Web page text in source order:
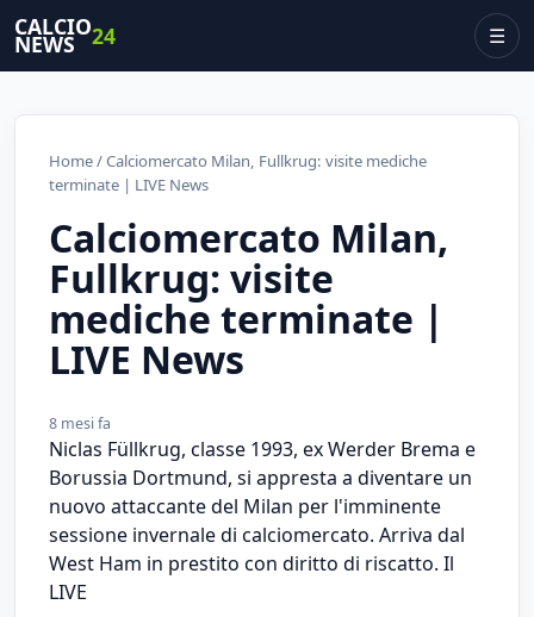
CALCIO
NEWS 24 ☰
Home/ Calciomercato Milan, Fullkrug: visite mediche
terminate | LIVE News
Calciomercato Milan,
Fullkrug: visite
mediche terminate |
LIVE News
8 mesi fa
Niclas Füllkrug, classe 1993, ex Werder Brema e
Borussia Dortmund, si appresta a diventare un
nuovo attaccante del Milan per l'imminente
sessione invernale di calciomercato. Arriva dal
West Ham in prestito con diritto di riscatto. Il
LIVE